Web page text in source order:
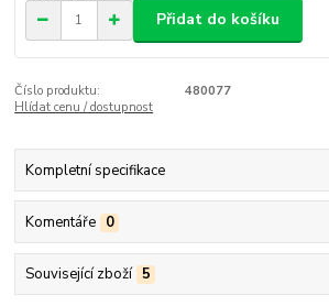
Přidat do košíku
Číslo produktu:
480077
Hlídat cenu / dostupnost
Kompletní specifikace
Komentáře 0
Související zboží 5